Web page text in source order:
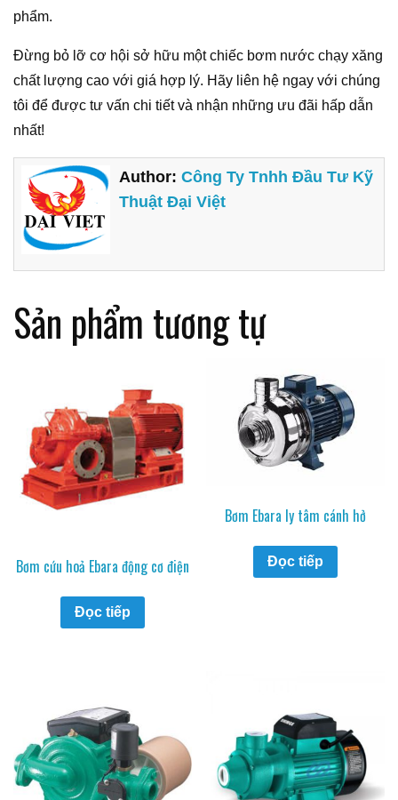
phẩm.
Đừng bỏ lỡ cơ hội sở hữu một chiếc bơm nước chạy xăng
chất lượng cao với giá hợp lý. Hãy liên hệ ngay với chúng
tôi để được tư vấn chi tiết và nhận những ưu đãi hấp dẫn
nhất!
Author:Công Ty Tnhh Đầu Tư Kỹ
Thuật Đại Việt
Sản phẩm tương tự
Bơm cứu hoả Ebara động cơ điện
Đọc tiếp
Bơm Ebara ly tâm cánh hở
Đọc tiếp